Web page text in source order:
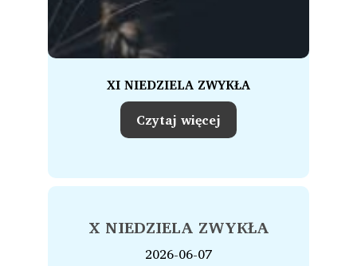
XI NIEDZIELA ZWYKŁA
Czytaj więcej
X NIEDZIELA ZWYKŁA
2026-06-07